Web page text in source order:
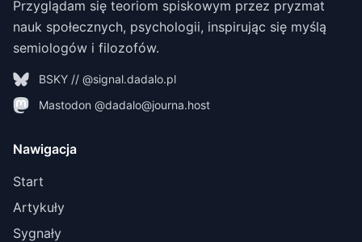
Przyglądam się teoriom spiskowym przez pryzmat
nauk społecznych, psychologii, inspirując się myślą
semiologów i filozofów.
BSKY // @signal.dadalo.pl
Mastodon @dadalo@journa.host
Nawigacja
Start
Artykuły
Sygnały